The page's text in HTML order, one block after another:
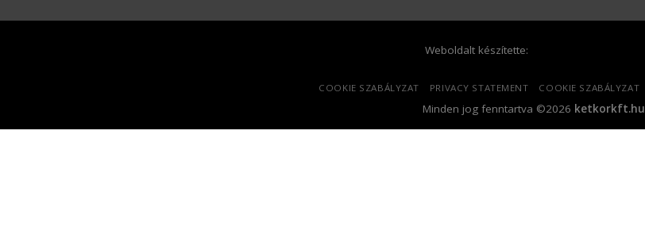
Weboldalt készítette:
COOKIE SZABÁLYZAT PRIVACY STATEMENT COOKIE SZABÁLYZAT
Minden jog fenntartva ©2026 ketkorkft.hu